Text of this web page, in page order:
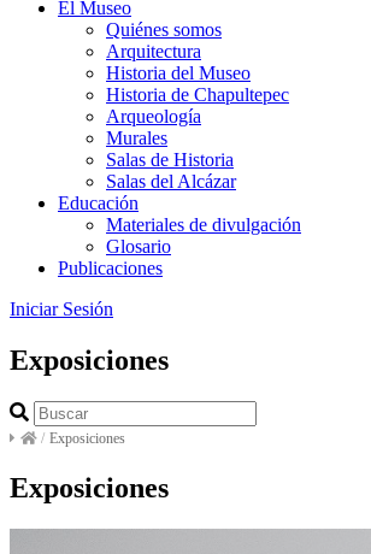
El Museo
Quiénes somos
Arquitectura
Historia del Museo
Historia de Chapultepec
Arqueología
Murales
Salas de Historia
Salas del Alcázar
Educación
Materiales de divulgación
Glosario
Publicaciones
Iniciar Sesión
Exposiciones
/ Exposiciones
Exposiciones